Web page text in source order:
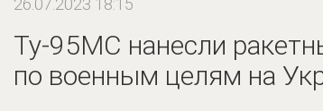
26.07.2023 18:15
Ту-95МС нанесли
по военным целям на